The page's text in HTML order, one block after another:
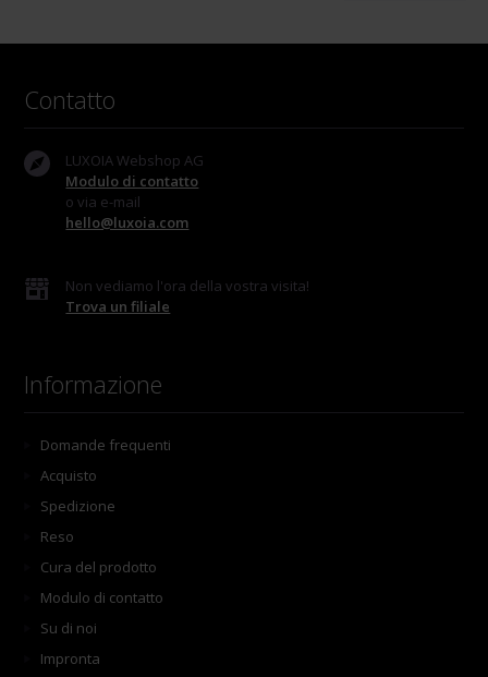
Contatto
LUXOIA Webshop AG
Modulo di contatto
o via e-mail
hello@luxoia.com
Non vediamo l'ora della vostra visita!
Trova un filiale
Informazione
Domande frequenti
Acquisto
Spedizione
Reso
Cura del prodotto
Modulo di contatto
Su di noi
Impronta